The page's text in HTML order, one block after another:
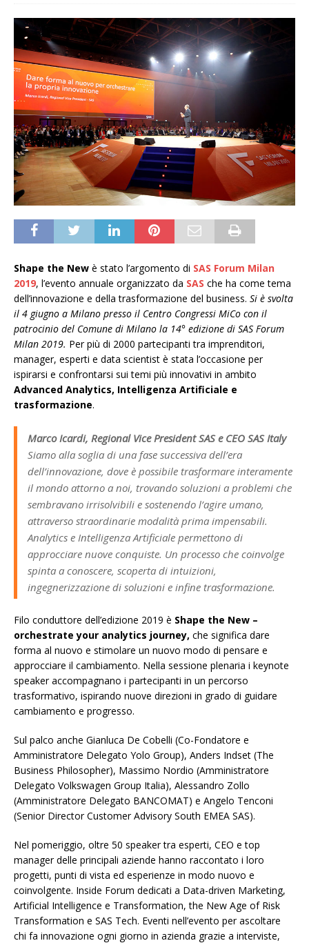
Shape the New è stato l’argomento di SAS Forum Milan
2019, l’evento annuale organizzato da SAS che ha come tema
dell’innovazione e della trasformazione del business. Si è svolta
il 4 giugno a Milano presso il Centro Congressi MiCo con il
patrocinio del Comune di Milano la 14° edizione di SAS Forum
Milan 2019. Per più di 2000 partecipanti tra imprenditori,
manager, esperti e data scientist è stata l’occasione per
ispirarsi e confrontarsi sui temi più innovativi in ambito
Advanced Analytics, Intelligenza Artificiale e
trasformazione.
Marco Icardi, Regional Vice President SAS e CEO SAS Italy
Siamo alla soglia di una fase successiva dell’era
dell’innovazione, dove è possibile trasformare interamente
il mondo attorno a noi, trovando soluzioni a problemi che
sembravano irrisolvibili e sostenendo l’agire umano,
attraverso straordinarie modalità prima impensabili.
Analytics e Intelligenza Artificiale permettono di
approcciare nuove conquiste. Un processo che coinvolge
spinta a conoscere, scoperta di intuizioni,
ingegnerizzazione di soluzioni e infine trasformazione.
Filo conduttore dell’edizione 2019 è Shape the New –
orchestrate your analytics journey, che significa dare
forma al nuovo e stimolare un nuovo modo di pensare e
approcciare il cambiamento. Nella sessione plenaria i keynote
speaker accompagnano i partecipanti in un percorso
trasformativo, ispirando nuove direzioni in grado di guidare
cambiamento e progresso.
Sul palco anche Gianluca De Cobelli (Co-Fondatore e
Amministratore Delegato Yolo Group), Anders Indset (The
Business Philosopher), Massimo Nordio (Amministratore
Delegato Volkswagen Group Italia), Alessandro Zollo
(Amministratore Delegato BANCOMAT) e Angelo Tenconi
(Senior Director Customer Advisory South EMEA SAS).
Nel pomeriggio, oltre 50 speaker tra esperti, CEO e top
manager delle principali aziende hanno raccontato i loro
progetti, punti di vista ed esperienze in modo nuovo e
coinvolgente. Inside Forum dedicati a Data-driven Marketing,
Artificial Intelligence e Transformation, the New Age of Risk
Transformation e SAS Tech. Eventi nell’evento per ascoltare
chi fa innovazione ogni giorno in azienda grazie a interviste,